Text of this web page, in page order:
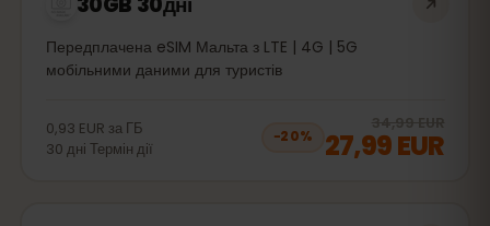
Передплачена eSIM Мальта з LTE | 4G | 5G
мобільними даними для туристів
0,93 EUR за ГБ
30 дні Термін дії
−20%
34,99 EUR
27,99 EUR